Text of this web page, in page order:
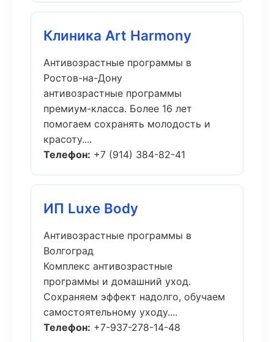
Клиника Art Harmony
Антивозрастные программы в
Ростов-на-Дону
антивозрастные программы
премиум-класса. Более 16 лет
помогаем сохранять молодость и
красоту....
Телефон: +7 (914) 384-82-41
ИП Luxe Body
Антивозрастные программы в
Волгоград
Комплекс антивозрастные
программы и домашний уход.
Сохраняем эффект надолго, обучаем
самостоятельному уходу....
Телефон: +7-937-278-14-48